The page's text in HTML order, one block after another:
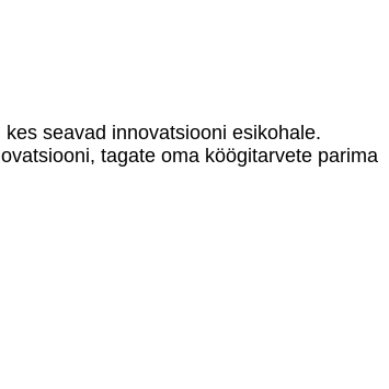
seavad innovatsiooni esikohale.
tagate oma köögitarvete parima